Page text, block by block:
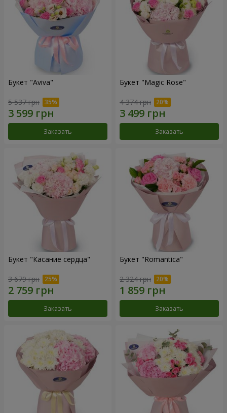
Букет "Aviva"
5 537 грн
Заказать
Букет "Magic Rose"
4 374 грн
Заказать
Букет "Касание сердца"
3 679 грн
Заказать
Букет "Romantica"
2 324 грн
Заказать